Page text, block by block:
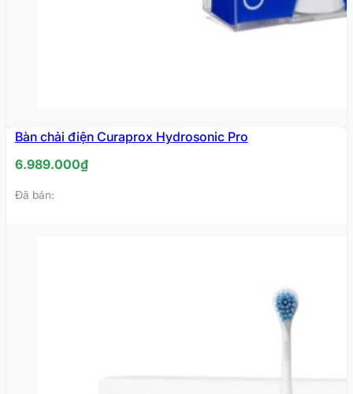
Bàn chải điện Curaprox Hydrosonic Pro
6.989.000₫
Đã bán: